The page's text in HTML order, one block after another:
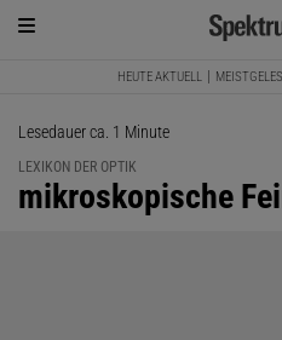
HEUTE AKTUELL
Lesedauer ca. 1 Minute
LEXIKON DER OPTIK
:
mikroskopische